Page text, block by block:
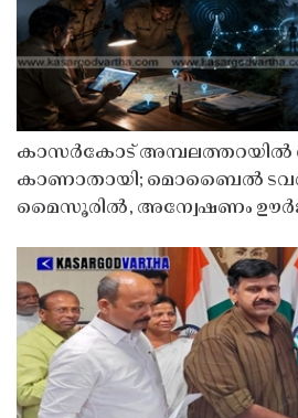
കാസർകോട്
കാണാതായി; മൊബൈൽ
മൈസൂരിൽ, അന്വേഷണം